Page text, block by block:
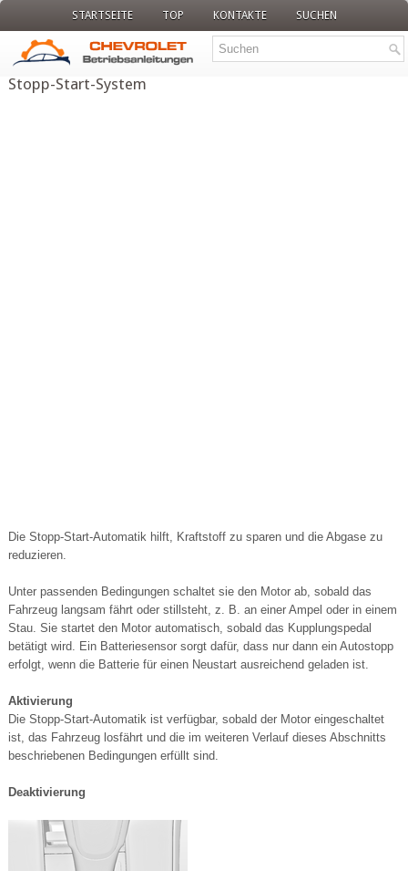
STARTSEITE TOP KONTAKTE SUCHEN
Stopp-Start-System
Die Stopp-Start-Automatik hilft, Kraftstoff zu sparen und die Abgase zu
reduzieren.
Unter passenden Bedingungen schaltet sie den Motor ab, sobald das
Fahrzeug langsam fährt oder stillsteht, z. B. an einer Ampel oder in einem
Stau. Sie startet den Motor automatisch, sobald das Kupplungspedal
betätigt wird. Ein Batteriesensor sorgt dafür, dass nur dann ein Autostopp
erfolgt, wenn die Batterie für einen Neustart ausreichend geladen ist.
Aktivierung
Die Stopp-Start-Automatik ist verfügbar, sobald der Motor eingeschaltet
ist, das Fahrzeug losfährt und die im weiteren Verlauf dieses Abschnitts
beschriebenen Bedingungen erfüllt sind.
Deaktivierung